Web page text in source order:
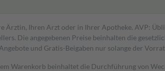
Ärztin, Ihren Arzt oder in Ihrer Apotheke. AVP:
Die angegebenen Preise beinhalten die
und Gratis-Beigaben nur solange der
Warenkorb beinhaltet die Durchführung von